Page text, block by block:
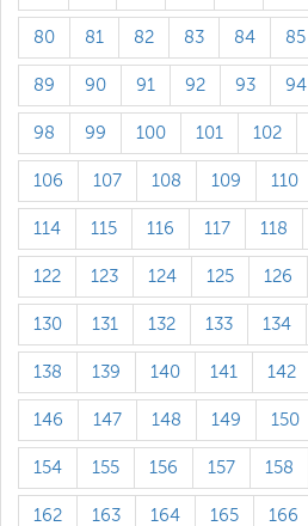
80 81 82 83 84 85
89 90 91 92 93 94
98 99 100 101 102
106 107 108 109 110
114 115 116 117 118
122 123 124 125 126
130 131 132 133 134
138 139 140 141 142
146 147 148 149 150
154 155 156 157 158
162 163 164 165 166